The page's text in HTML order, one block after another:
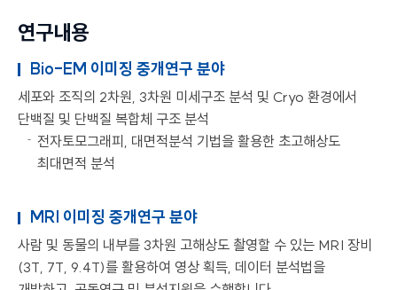
연구내용
Bio-EM 이미징 중개연구 분야
세포와 조직의 2차원, 3차원 미세구조 분석 및 Cryo 환경에서
단백질 및 단백질 복합체 구조 분석
전자토모그래피, 대면적분석 기법을 활용한 초고해상도
최대면적 분석
MRI 이미징 중개연구 분야
사람 및 동물의 내부를 3차원 고해상도 촬영할 수 있는 MRI 장비
(3T, 7T, 9.4T)를 활용하여 영상 획득, 데이터 분석법을